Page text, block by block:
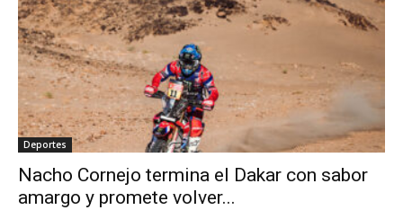
Deportes
Nacho Cornejo termina el Dakar con sabor
amargo y promete volver...